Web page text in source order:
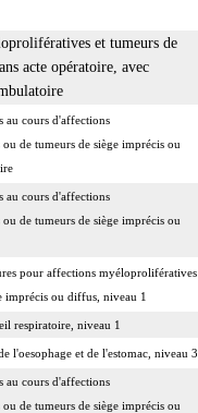
et tumeurs de
acte opératoire, avec
au cours d'affections
de tumeurs de siège imprécis ou
au cours d'affections
de tumeurs de siège imprécis ou
pour affections myéloprolifératives
imprécis ou diffus, niveau 1
respiratoire, niveau 1
l'oesophage et de l'estomac, niveau 3
au cours d'affections
de tumeurs de siège imprécis ou